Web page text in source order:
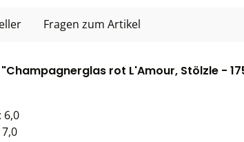
Fragen zum Artikel
rot L'Amour, Stölzle -
6,0